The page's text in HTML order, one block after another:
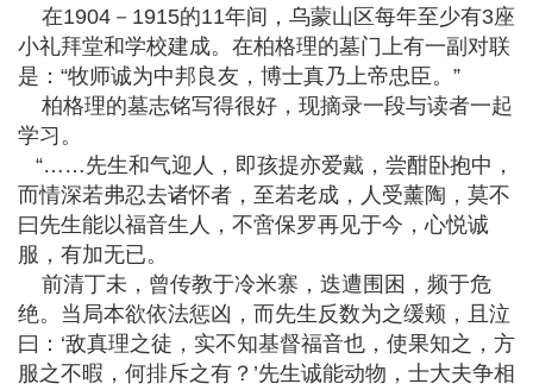
在1904－1915的11年间，乌蒙山区每年至少有3座
小礼拜堂和学校建成。在柏格理的墓门上有一副对联
是：“牧师诚为中邦良友，博士真乃上帝忠臣。”
柏格理的墓志铭写得很好，现摘录一段与读者一起
学习。
“……先生和气迎人，即孩提亦爱戴，尝酣卧抱中，
而情深若弗忍去诸怀者，至若老成，人受薰陶，莫不
曰先生能以福音生人，不啻保罗再见于今，心悦诚
服，有加无已。
前清丁未，曾传教于冷米寨，迭遭围困，频于危
绝。当局本欲依法惩凶，而先生反数为之缓颊，且泣
曰：‘敌真理之徒，实不知基督福音也，使果知之，方
服之不暇，何排斥之有？’先生诚能动物，士大夫争相